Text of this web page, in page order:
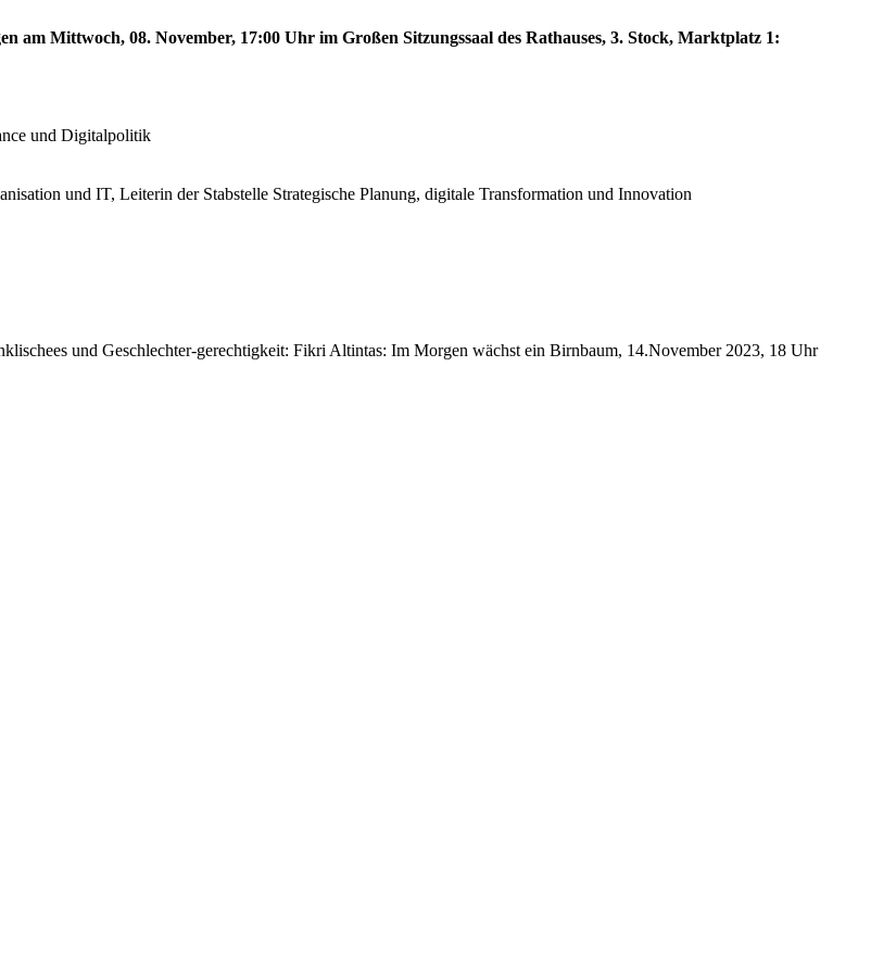
am Mittwoch, 08. November, 17:00 Uhr im Großen Sitzungssaal des Rathauses, 3. Stock, Marktplatz 1:
und Digitalpolitik
und IT, Leiterin der Stabstelle Strategische Planung, digitale Transformation und Innovation
und Geschlechter-gerechtigkeit: Fikri Altintas: Im Morgen wächst ein Birnbaum, 14.November 2023, 18 Uhr